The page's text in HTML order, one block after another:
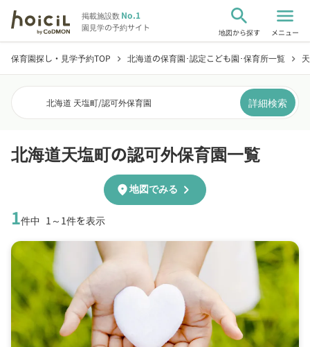
掲載施設数No.1
園見学の予約サイト
search
地図から探す
menu
メニュー
保育園探し・見学予約TOP chevron_right 北海道の保育園･認定こども園･保育所一覧 chevron_right
北海道 天塩町/認可外保育園 詳細検索
北海道天塩町の認可外保育園一覧
1件中 1～1件を表示
location_on地図でみる chevron_right